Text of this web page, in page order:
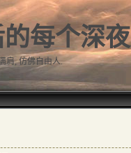
每个深夜
肩, 仿佛自由人.